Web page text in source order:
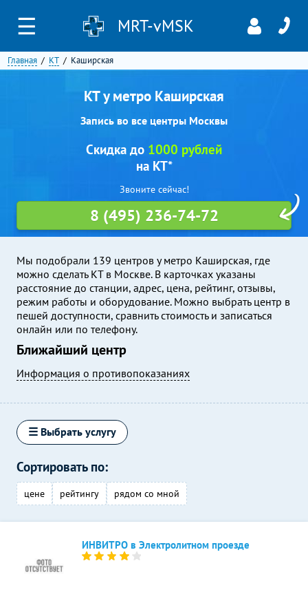
☰ MRT-vMSK
Главная КТ Каширская
КТ у метро Каширская
Запись во все центры Москвы
Мы подобрали 139 центров у метро Каширская, где
можно сделать КТ в Москве. В карточках указаны
расстояние до станции, адрес, цена, рейтинг, отзывы,
режим работы и оборудование. Можно выбрать центр в
пешей доступности, сравнить стоимость и записаться
онлайн или по телефону.
Ближайший центр
Информация о противопоказаниях
Скидка до 1000 рублей
на КТ*
Звоните сейчас!
8 (495) 236-74-72
☰ Выбрать услугу
Сортировать по:
цене рейтингу рядом со мной
ИНВИТРО в Электролитном проезде